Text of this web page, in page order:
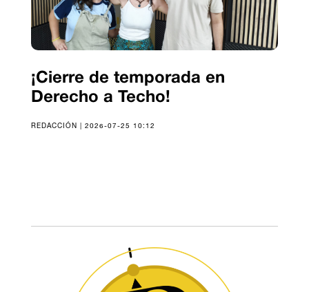
¡Cierre de temporada en
Derecho a Techo!
REDACCIÓN | 2026-07-25 10:12